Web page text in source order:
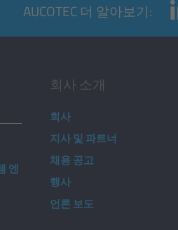
AUCOTEC 더 알아보기:
엔
회사 소개
회사
지사 및 파트너
채용 공고
행사
언론 보도